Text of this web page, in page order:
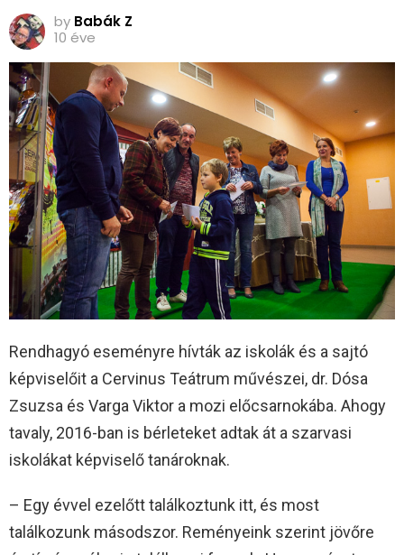
by Babák Z
10 éve
Rendhagyó eseményre hívták az iskolák és a sajtó
képviselőit a Cervinus Teátrum művészei, dr. Dósa
Zsuzsa és Varga Viktor a mozi előcsarnokába. Ahogy
tavaly, 2016-ban is bérleteket adtak át a szarvasi
iskolákat képviselő tanároknak.
– Egy évvel ezelőtt találkoztunk itt, és most
találkozunk másodszor. Reményeink szerint jövőre